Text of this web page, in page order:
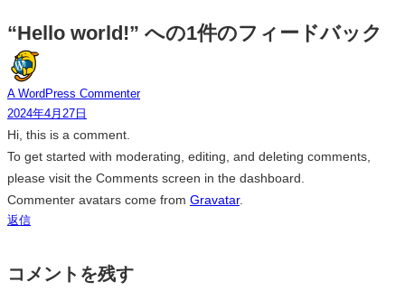
“Hello world!” への1件のフィードバック
A WordPress Commenter
2024年4月27日
Hi, this is a comment.
To get started with moderating, editing, and deleting comments,
please visit the Comments screen in the dashboard.
Commenter avatars come from Gravatar.
返信
コメントを残す